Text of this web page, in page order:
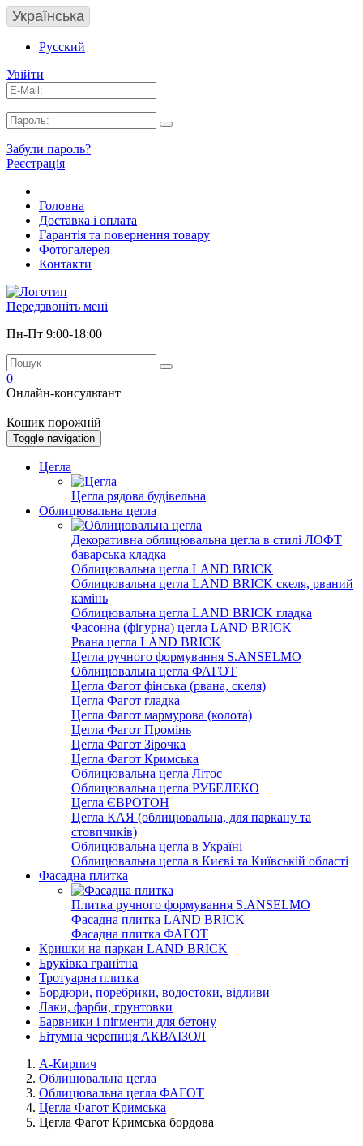
Українська
Русский
Увійти
Забули пароль?
Реєстрація
Головна
Доставка і оплата
Гарантія та повернення товару
Фотогалерея
Контакти
Передзвоніть мені
Пн-Пт 9:00-18:00
0
Онлайн-консультант
Кошик порожній
Toggle navigation
Цегла
Цегла рядова будівельна
Облицювальна цегла
Декоративна облицювальна цегла в стилі ЛОФТ
баварська кладка
Облицювальна цегла LAND BRICK
Облицювальна цегла LAND BRICK скеля, рваний
камінь
Облицювальна цегла LAND BRICK гладка
Фасонна (фігурна) цегла LAND BRICK
Рвана цегла LAND BRICK
Цегла ручного формування S.ANSELMO
Облицювальна цегла ФАГОТ
Цегла Фагот фінська (рвана, скеля)
Цегла Фагот гладка
Цегла Фагот мармурова (колота)
Цегла Фагот Промінь
Цегла Фагот Зірочка
Цегла Фагот Кримська
Облицювальна цегла Літос
Облицювальна цегла РУБЕЛЕКО
Цегла ЄВРОТОН
Цегла КАЯ (облицювальна, для паркану та
стовпчиків)
Облицювальна цегла в Україні
Облицювальна цегла в Києві та Київській області
Фасадна плитка
Плитка ручного формування S.ANSELMO
Фасадна плитка LAND BRICK
Фасадна плитка ФАГОТ
Кришки на паркан LAND BRICK
Бруківка гранітна
Тротуарна плитка
Бордюри, поребрики, водостоки, відливи
Лаки, фарби, грунтовки
Барвники і пігменти для бетону
Бітумна черепиця АКВАІЗОЛ
А-Кирпич
Облицювальна цегла
Облицювальна цегла ФАГОТ
Цегла Фагот Кримська
Цегла Фагот Кримська бордова